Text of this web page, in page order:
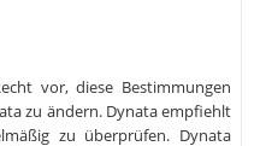
vor, diese Bestimmungen
zu ändern. Dynata empfiehlt
zu überprüfen. Dynata